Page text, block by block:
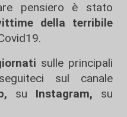
pensiero è stato
della terribile
sulle principali
sul canale
su Instagram, su